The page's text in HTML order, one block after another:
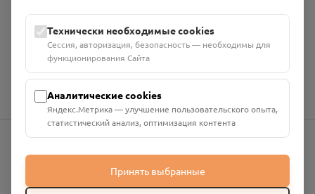
Юридический адрес: 216790, Смоленская область, р-н
Руднянский, г. Рудня, улица Западная, д. 26А, пом. 18
Номер счёта: 40702810901130004287 в АО "АЛЬФА-БАНК"
Кор. счёт: 30101810200000000593
info@pomnim.online
Технически необходимые cookies
Сессия, авторизация, безопасность — необходимы для
функционирования Сайта
Аналитические cookies
Яндекс.Метрика — улучшение пользовательского опыта,
статистический анализ, оптимизация контента
Принять выбранные